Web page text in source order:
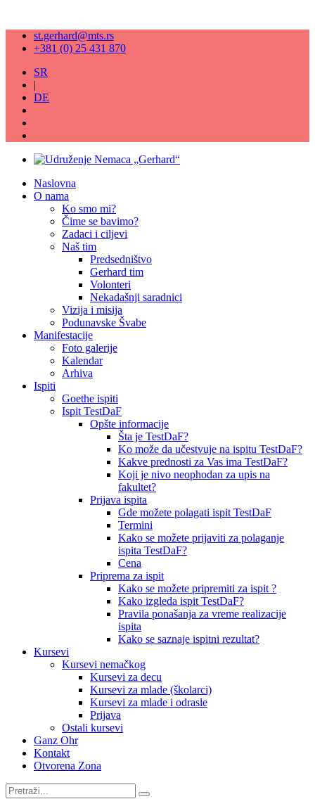
st.gerhard@mts.rs
+381 (0) 25 431 870
SR
|
DE
Naslovna
O nama
Ko smo mi?
Čime se bavimo?
Zadaci i ciljevi
Naš tim
Predsedništvo
Gerhard tim
Volonteri
Nekadašnji saradnici
Vizija i misija
Podunavske Švabe
Manifestacije
Foto galerije
Kalendar
Arhiva
Ispiti
Goethe ispiti
Ispit TestDaF
Opšte informacije
Šta je TestDaF?
Ko može da učestvuje na ispitu TestDaF?
Kakve prednosti za Vas ima TestDaF?
Koji je nivo neophodan za upis na
fakultet?
Prijava ispita
Gde možete polagati ispit TestDaF
Termini
Kako se možete prijaviti za polaganje
ispita TestDaF?
Cena
Priprema za ispit
Kako se možete pripremiti za ispit ?
Kako izgleda ispit TestDaF?
Pravila ponašanja za vreme realizacije
ispita
Kako se saznaje ispitni rezultat?
Kursevi
Kursevi nemačkog
Kursevi za decu
Kursevi za mlade (školarci)
Kursevi za mlade i odrasle
Prijava
Ostali kursevi
Ganz Ohr
Kontakt
Otvorena Zona